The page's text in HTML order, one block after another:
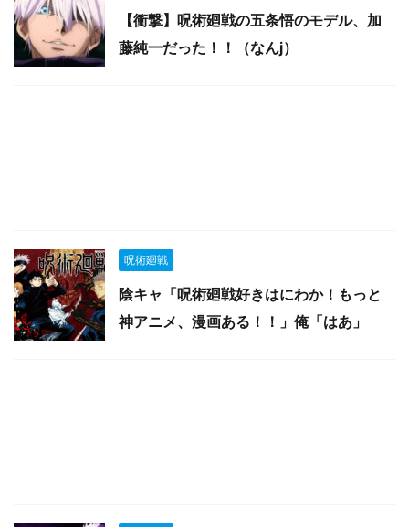
【衝撃】呪術廻戦の五条悟のモデル、加
藤純一だった！！（なんj）
呪術廻戦
陰キャ「呪術廻戦好きはにわか！もっと
神アニメ、漫画ある！！」俺「はあ」